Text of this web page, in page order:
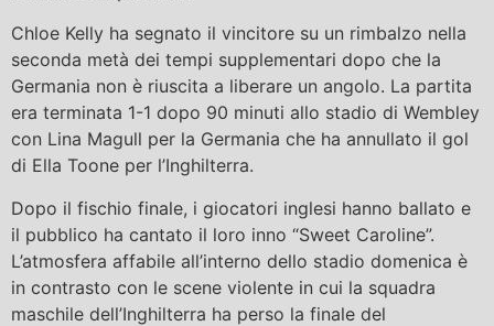
Chloe Kelly ha segnato il vincitore su un rimbalzo nella
seconda metà dei tempi supplementari dopo che la
Germania non è riuscita a liberare un angolo. La partita
era terminata 1-1 dopo 90 minuti allo stadio di Wembley
con Lina Magull per la Germania che ha annullato il gol
di Ella Toone per l’Inghilterra.
Dopo il fischio finale, i giocatori inglesi hanno ballato e
il pubblico ha cantato il loro inno “Sweet Caroline”.
L’atmosfera affabile all’interno dello stadio domenica è
in contrasto con le scene violente in cui la squadra
maschile dell’Inghilterra ha perso la finale del